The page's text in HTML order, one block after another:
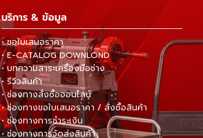
บริการ & ข้อมูล
• ขอใบเสนอราคา
• E-CATALOG DOWNLOND
• บทความสาระเครื่องมือช่าง
• รีวิวสินค้า
• ช่องทางสั่งซื้อออนไลน์
• ช่องทางขอใบเสนอราคา / สั่งซื้อสินค้า
• ช่องทางการชำระเงิน
• ช่องทางการจัดส่งสินค้า